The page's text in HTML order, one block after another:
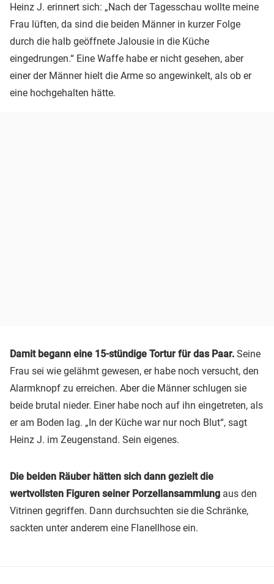
Heinz J. erinnert sich: „Nach der Tagesschau wollte meine
Frau lüften, da sind die beiden Männer in kurzer Folge
durch die halb geöffnete Jalousie in die Küche
eingedrungen.“ Eine Waffe habe er nicht gesehen, aber
einer der Männer hielt die Arme so angewinkelt, als ob er
eine hochgehalten hätte.
Damit begann eine 15-stündige Tortur für das Paar. Seine
Frau sei wie gelähmt gewesen, er habe noch versucht, den
Alarmknopf zu erreichen. Aber die Männer schlugen sie
beide brutal nieder. Einer habe noch auf ihn eingetreten, als
er am Boden lag. „In der Küche war nur noch Blut“, sagt
Heinz J. im Zeugenstand. Sein eigenes.
Die beiden Räuber hätten sich dann gezielt die
wertvollsten Figuren seiner Porzellansammlung aus den
Vitrinen gegriffen. Dann durchsuchten sie die Schränke,
sackten unter anderem eine Flanellhose ein.